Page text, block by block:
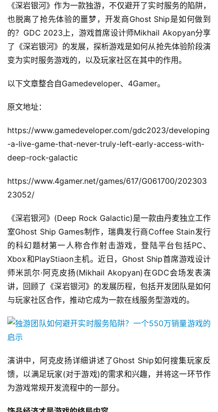
《深岩银河》作为一款独游，不仅避开了实时服务的陷阱，
也脱离了抢先体验的噩梦，开发商Ghost Ship是如何做到
的？GDC 2023上，游戏首席设计师Mikhail Akopyan分享
了《深岩银河》的发展，探析游戏是如何从抢先体验阶段演
变为实时服务游戏的，以及玩家社区在其中的作用。
以下文章整合自Gamedeveloper、4Gamer。
原文地址：
https://www.gamedeveloper.com/gdc2023/developing
-a-live-game-that-never-truly-left-early-access-with-
deep-rock-galactic
https://www.4gamer.net/games/617/G061700/202303
23052/
《深岩银河》(Deep Rock Galactic)是一款由丹麦独立工作
室Ghost Ship Games制作，瑞典发行商Coffee Stain发行
的科幻题材第一人称合作射击游戏，登陆平台包括PC、
Xbox和PlayStiaon主机。近日，Ghost Ship首席游戏设计
师米凯尔·阿克皮扬(Mikhail Akopyan)在GDC会场发表演
讲，回顾了《深岩银河》的发展历程，包括开发团队是如何
与玩家社区合作，推动它成为一款在线服务型游戏的。
演讲中，阿克皮扬详细讲述了Ghost Ship如何搜集玩家反
馈，以满足玩家(对于游戏)的需求和兴趣，并将这一环节作
为游戏常规开发流程中的一部分。